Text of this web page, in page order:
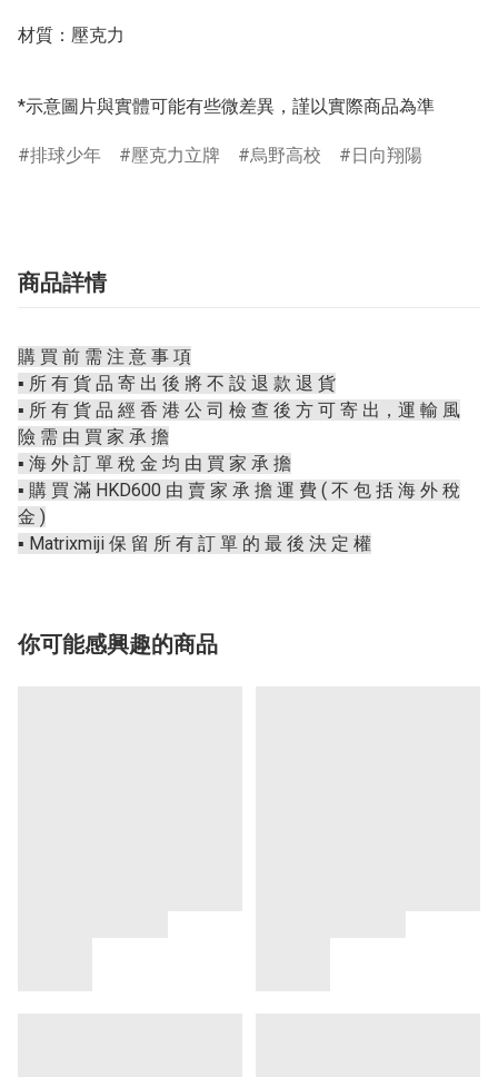
材質：壓克力
*示意圖片與實體可能有些微差異，謹以實際商品為準
排球少年 壓克力立牌 烏野高校 日向翔陽
商品詳情
購 買 前 需 注 意 事 項
▪️ 所 有 貨 品 寄 出 後 將 不 設 退 款 退 貨
▪️ 所 有 貨 品 經 香 港 公 司 檢 查 後 方 可 寄 出，運 輸 風
險 需 由 買 家 承 擔
▪️ 海 外 訂 單 稅 金 均 由 買 家 承 擔
▪️ 購 買 滿 HKD600 由 賣 家 承 擔 運 費 ( 不 包 括 海 外 稅
金 )
▪️ Matrixmiji 保 留 所 有 訂 單 的 最 後 決 定 權
你可能感興趣的商品